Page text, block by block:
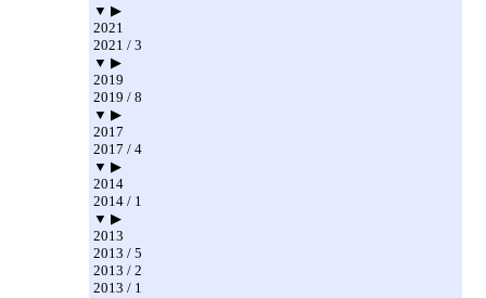
▼ ▶
2021
2021 / 3
▼ ▶
2019
2019 / 8
▼ ▶
2017
2017 / 4
▼ ▶
2014
2014 / 1
▼ ▶
2013
2013 / 5
2013 / 2
2013 / 1